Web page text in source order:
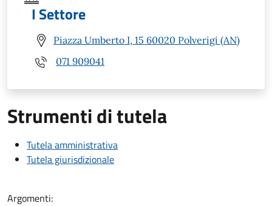
I Settore
Piazza Umberto I, 15 60020 Polverigi (AN)
071 909041
Strumenti di tutela
Tutela amministrativa
Tutela giurisdizionale
Argomenti: